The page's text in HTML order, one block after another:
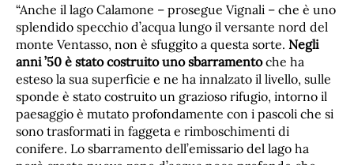
“Anche il lago Calamone – prosegue Vignali – che è uno
splendido specchio d’acqua lungo il versante nord del
monte Ventasso, non è sfuggito a questa sorte. Negli
anni ’50 è stato costruito uno sbarramentoche ha
esteso la sua superficie e ne ha innalzato il livello, sulle
sponde è stato costruito un grazioso rifugio, intorno il
paesaggio è mutato profondamente con i pascoli che si
sono trasformati in faggeta e rimboschimenti di
conifere. Lo sbarramento dell’emissario del lago ha